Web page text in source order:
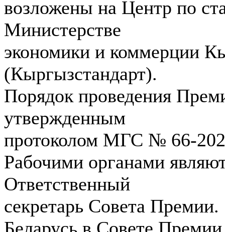
возложены на Центр по
Министерстве
экономики и коммерции
(Кыргызстандарт).
Порядок проведения
утвержденным
протоколом МГС № 66-
Рабочими органами
Ответственный
секретарь Совета Премии.